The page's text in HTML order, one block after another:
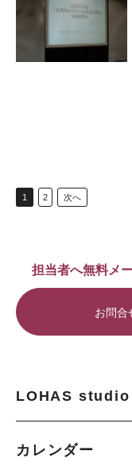
1 2 次へ
担当者へ無料メ
お問合
LOHAS studio
カレンダー